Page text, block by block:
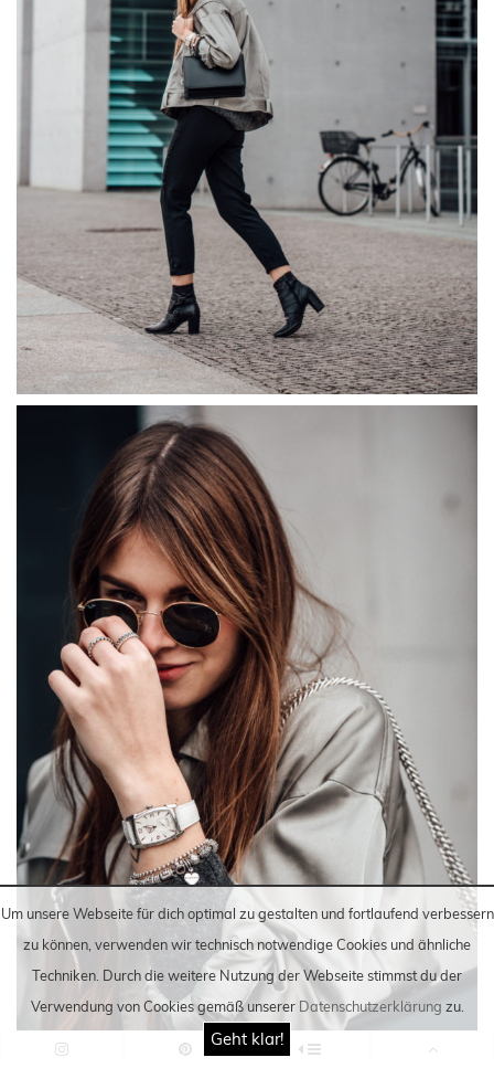
Um unsere Webseite für dich optimal zu gestalten und fortlaufend verbessern
zu können, verwenden wir technisch notwendige Cookies und ähnliche
Techniken . Durch die weitere Nutzung der Webseite stimmst du der
Verwendung von Cookies gemäß unserer Datenschutzerklärung zu.
Geht klar!